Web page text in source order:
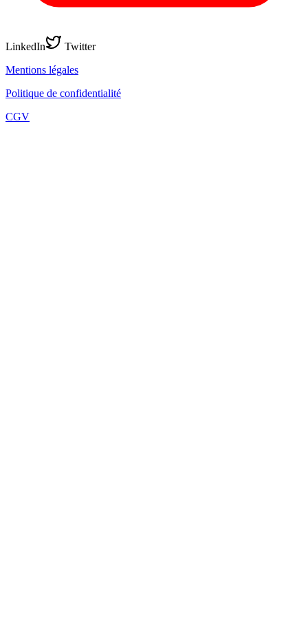
LinkedIn
Twitter
Mentions légales
Politique de confidentialité
CGV